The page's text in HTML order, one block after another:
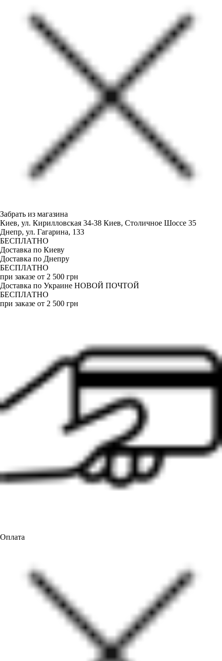
Забрать из магазина
Киев, ул. Кирилловская 34-38 Киев, Столичное Шоссе 35
Днепр, ул. Гагарина, 133
БЕСПЛАТНО
Доставка по Киеву
Доставка по Днепру
БЕСПЛАТНО
при заказе от 2 500 грн
Доставка по Украине НОВОЙ ПОЧТОЙ
БЕСПЛАТНО
при заказе от 2 500 грн
Оплата